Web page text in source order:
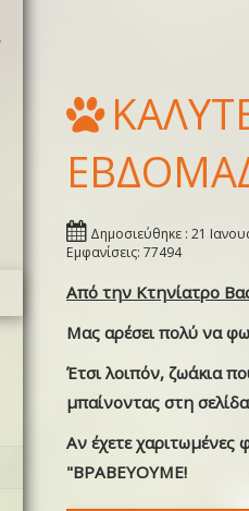
Δημοσιεύθηκε : 21
Εμφανίσεις: 77494
Από την Κτηνίατρο
Μας αρέσει πολύ να
Έτσι λοιπόν, ζωάκια
μπαίνοντας στη
Αν έχετε χαριτωμένες
"ΒΡΑΒΕΥΟΥΜΕ!